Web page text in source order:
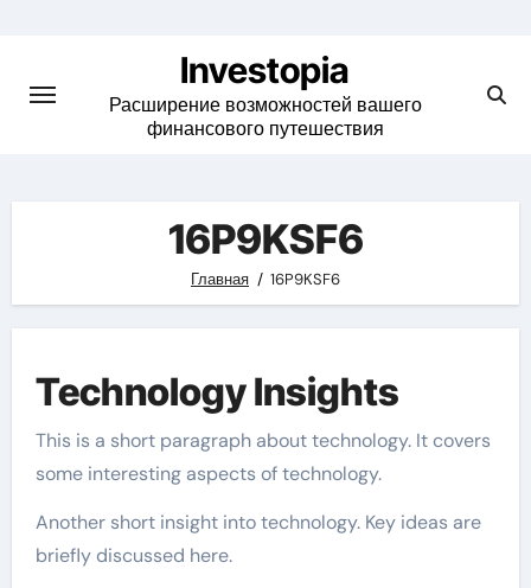
content
Investopia
Расширение возможностей вашего
финансового путешествия
16P9KSF6
Главная 16P9KSF6
Technology Insights
This is a short paragraph about technology. It covers
some interesting aspects of technology.
Another short insight into technology. Key ideas are
briefly discussed here.